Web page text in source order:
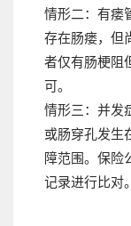
情形二：有瘘
存在肠瘘，但
者仅有肠梗
可。
情形三：并发
或肠穿孔发生
障范围。保险
记录进行比对。